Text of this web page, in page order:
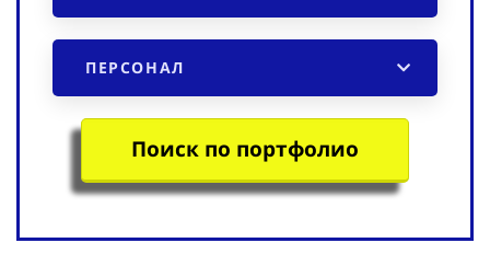
ПЕРСОНАЛ
Поиск по портфолио